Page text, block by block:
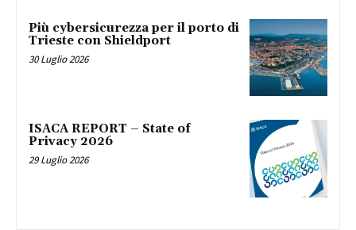
Più cybersicurezza per il porto di
Trieste con Shieldport
30 Luglio 2026
ISACA REPORT – State of
Privacy 2026
29 Luglio 2026